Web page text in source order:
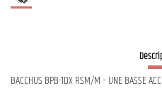
BACCHUS BPB-1DX RSM/M – UNE BASSE